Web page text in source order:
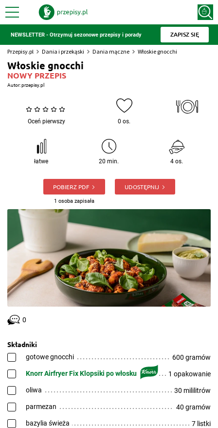
NEWSLETTER - Otrzymuj sezonowe przepisy i porady ZAPISZ SIĘ
Przepisy.pl Dania i przekąski Dania mączne Włoskie gnocchi
Włoskie gnocchi
NOWY PRZEPIS
Autor:przepisy.pl
Oceń pierwszy 0 os.
łatwe 20 min. 4 os.
POBIERZ PDF
1 osoba zapisała
UDOSTĘPNIJ
0
Składniki
gotowe gnocchi 600 gramów
Knorr Airfryer Fix Klopsiki po włosku 1 opakowanie
oliwa 30 mililitrów
parmezan 40 gramów
bazylia świeża 7 listki